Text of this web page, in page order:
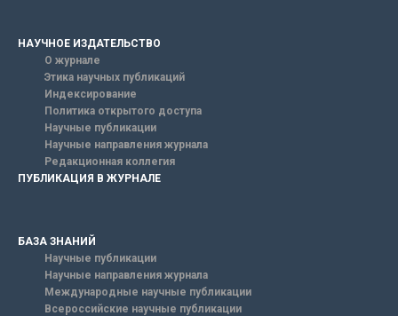
НАУЧНОЕ ИЗДАТЕЛЬСТВО
О журнале
Этика научных публикаций
Индексирование
Политика открытого доступа
Научные публикации
Научные направления журнала
Редакционная коллегия
ПУБЛИКАЦИЯ В ЖУРНАЛЕ
БАЗА ЗНАНИЙ
Научные публикации
Научные направления журнала
Международные научные публикации
Всероссийские научные публикации